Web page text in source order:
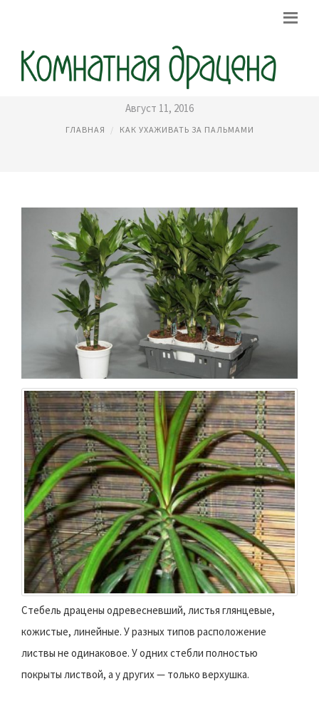
ЦВЕТЕТ ЛИ ДРАЦЕНА
Август 11, 2016
ГЛАВНАЯ КАК УХАЖИВАТЬ ЗА ПАЛЬМАМИ
Стебель драцены одревесневший, листья глянцевые,
кожистые, линейные. У разных типов расположение
листвы не одинаковое. У одних стебли полностью
покрыты листвой, а у других — только верхушка.